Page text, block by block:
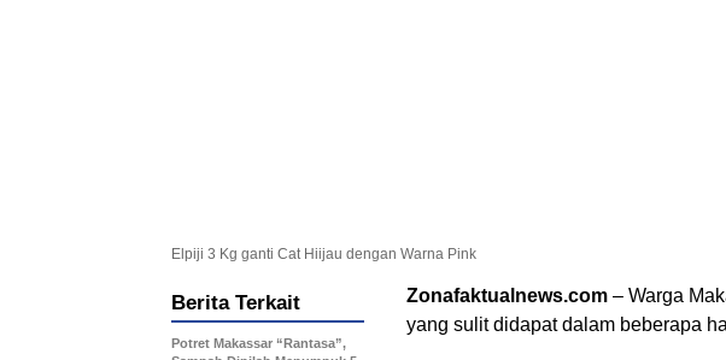
Elpiji 3 Kg ganti Cat Hiijau dengan Warna Pink
Zonafaktualnews.com – Warga
yang sulit didapat dalam beberapa
Berita Terkait
Potret Makassar “Rantasa”,